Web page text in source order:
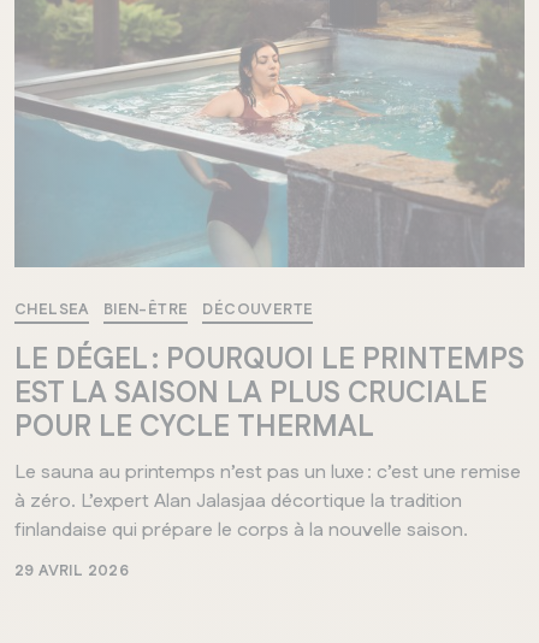
CHELSEA BIEN-ÊTRE DÉCOUVERTE
LE DÉGEL : POURQUOI LE PRINTEMPS
EST LA SAISON LA PLUS CRUCIALE
POUR LE CYCLE THERMAL
Le sauna au printemps n’est pas un luxe : c’est une remise
à zéro. L’expert Alan Jalasjaa décortique la tradition
finlandaise qui prépare le corps à la nouvelle saison.
29 AVRIL 2026